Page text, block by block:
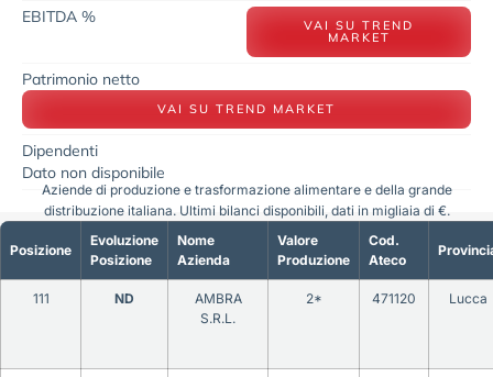
EBITDA % VAI SU TREND
MARKET
Patrimonio netto
VAI SU TREND MARKET
Dipendenti
Dato non disponibile
Posizione
Evoluzione
Posizione
Nome
Azienda
Valore
Produzione
Cod.
Ateco
111 ND
AMBRA
S.R.L.
2* 471120 Lucca
Aziende di produzione e trasformazione alimentare e della grande
distribuzione italiana. Ultimi bilanci disponibili, dati in migliaia di €.